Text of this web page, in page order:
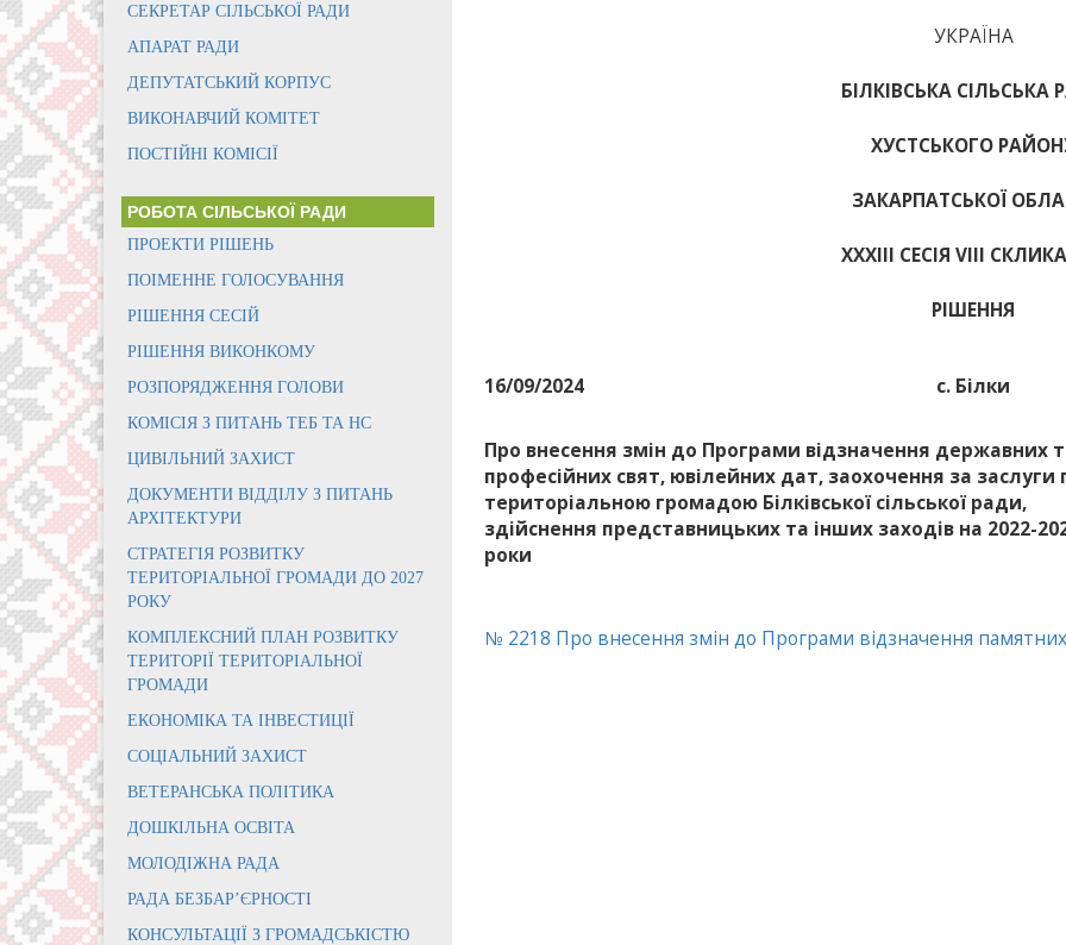
СЕКРЕТАР СІЛЬСЬКОЇ РАДИ
АПАРАТ РАДИ
ДЕПУТАТСЬКИЙ КОРПУС
ВИКОНАВЧИЙ КОМІТЕТ
ПОСТІЙНІ КОМІСІЇ
РОБОТА СІЛЬСЬКОЇ РАДИ
ПРОЕКТИ РІШЕНЬ
ПОІМЕННЕ ГОЛОСУВАННЯ
РІШЕННЯ СЕСІЙ
РІШЕННЯ ВИКОНКОМУ
РОЗПОРЯДЖЕННЯ ГОЛОВИ
КОМІСІЯ З ПИТАНЬ ТЕБ ТА НС
ЦИВІЛЬНИЙ ЗАХИСТ
ДОКУМЕНТИ ВІДДІЛУ З ПИТАНЬ
АРХІТЕКТУРИ
СТРАТЕГІЯ РОЗВИТКУ
ТЕРИТОРІАЛЬНОЇ ГРОМАДИ ДО 2027
РОКУ
КОМПЛЕКСНИЙ ПЛАН РОЗВИТКУ
ТЕРИТОРІЇ ТЕРИТОРІАЛЬНОЇ
ГРОМАДИ
ЕКОНОМІКА ТА ІНВЕСТИЦІЇ
СОЦІАЛЬНИЙ ЗАХИСТ
ВЕТЕРАНСЬКА ПОЛІТИКА
ДОШКІЛЬНА ОСВІТА
МОЛОДІЖНА РАДА
РАДА БЕЗБАР’ЄРНОСТІ
КОНСУЛЬТАЦІЇ З ГРОМАДСЬКІСТЮ
УКРАЇНА
БІЛКІВСЬКА СІЛЬСЬКА
ХУСТСЬКОГО
ЗАКАРПАТСЬКОЇ
ХХХІІІ СЕСІЯ VIII
РІШЕННЯ
16/09/2024 с. Білки
Про внесення змін до Програми відзначення державних
професійних свят, ювілейних дат, заохочення за заслуги
територіальною громадою Білківської сільської ради,
здійснення представницьких та інших заходів на 2022-
роки
№ 2218 Про внесення змін до Програми відзначення